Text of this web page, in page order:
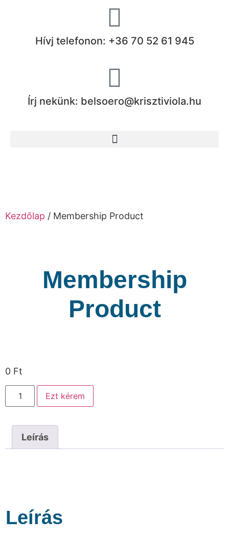
Hívj telefonon: +36 70 52 61 945
Írj nekünk: belsoero@krisztiviola.hu
Kezdőlap / Membership Product
Membership
Product
0 Ft
Ezt kérem
Leírás
Leírás